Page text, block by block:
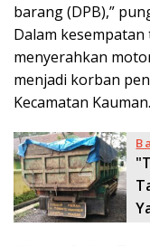
barang (DPB),”
Dalam
menyerahkan
menjadi korban
Kecamatan Kauman.